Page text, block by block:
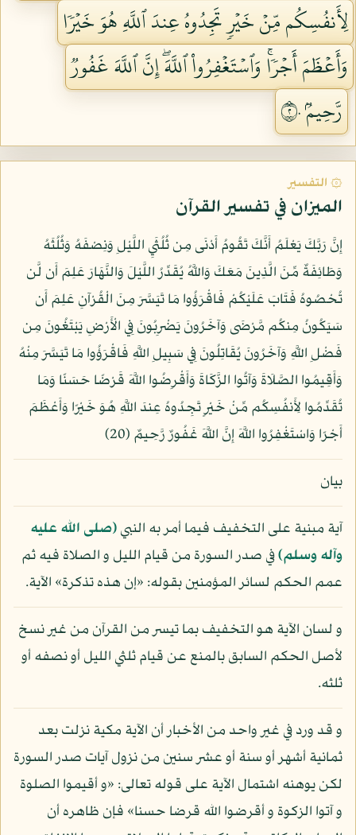
لِأَنفُسِكُم مِّنۡ خَيۡرٖ تَجِدُوهُ عِندَ ٱللَّهِ هُوَ خَيۡرٗا
وَأَعۡظَمَ أَجۡرٗاۚ وَٱسۡتَغۡفِرُواْ ٱللَّهَۖ إِنَّ ٱللَّهَ غَفُورٞ
رَّحِيمُۢ ٢٠
۞ التفسير
الميزان في تفسير القرآن
إِنَّ رَبَّكَ يَعْلَمُ أَنَّكَ تَقُومُ أَدْنَى مِن ثُلُثَيِ اللَّيْلِ وَنِصْفَهُ وَثُلُثَهُ
وَطَائِفَةٌ مِّنَ الَّذِينَ مَعَكَ وَاللَّهُ يُقَدِّرُ اللَّيْلَ وَالنَّهَارَ عَلِمَ أَن لَّن
تُحْصُوهُ فَتَابَ عَلَيْكُمْ فَاقْرَؤُوا مَا تَيَسَّرَ مِنَ الْقُرْآنِ عَلِمَ أَن
سَيَكُونُ مِنكُم مَّرْضَى وَآخَرُونَ يَضْرِبُونَ فِي الْأَرْضِ يَبْتَغُونَ مِن
فَضْلِ اللَّهِ وَآخَرُونَ يُقَاتِلُونَ فِي سَبِيلِ اللَّهِ فَاقْرَؤُوا مَا تَيَسَّرَ مِنْهُ
وَأَقِيمُوا الصَّلَاةَ وَآتُوا الزَّكَاةَ وَأَقْرِضُوا اللَّهَ قَرْضًا حَسَنًا وَمَا
تُقَدِّمُوا لِأَنفُسِكُم مِّنْ خَيْرٍ تَجِدُوهُ عِندَ اللَّهِ هُوَ خَيْرًا وَأَعْظَمَ
أَجْرًا وَاسْتَغْفِرُوا اللَّهَ إِنَّ اللَّهَ غَفُورٌ رَّحِيمٌ (20)
بيان
آية مبنية على التخفيف فيما أمر به النبي(صلى الله عليه
وآله وسلم)في صدر السورة من قيام الليل و الصلاة فيه ثم
عمم الحكم لسائر المؤمنين بقوله: «إن هذه تذكرة» الآية.
و لسان الآية هو التخفيف بما تيسر من القرآن من غير نسخ
لأصل الحكم السابق بالمنع عن قيام ثلثي الليل أو نصفه أو
ثلثه.
و قد ورد في غير واحد من الأخبار أن الآية مكية نزلت بعد
ثمانية أشهر أو سنة أو عشر سنين من نزول آيات صدر السورة
لكن يوهنه اشتمال الآية على قوله تعالى: «و أقيموا الصلوة
و آتوا الزكوة و أقرضوا الله قرضا حسنا» فإن ظاهره أن